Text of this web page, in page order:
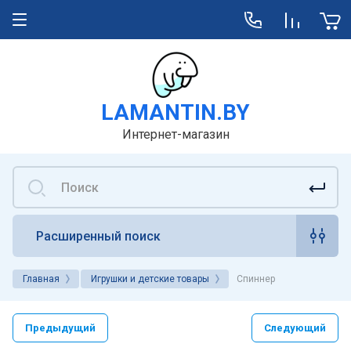
LAMANTIN.BY
Интернет-магазин
Расширенный поиск
Главная Игрушки и детские товары Спиннер
Предыдущий Следующий